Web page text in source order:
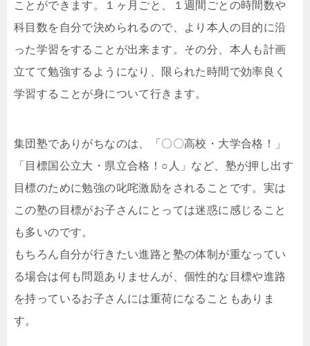
ことができます。１ヶ月ごと、１週間ごとの時間数や
科目数を自分で決められるので、より本人の目的に沿
った学習をすることが出来ます。その分、本人も計画
立てて勉強するようになり、限られた時間で効率良く
学習することが身について行きます。
集団塾でありがちなのは、「〇〇高校・大学合格！」
「目標国公立大・県立合格！○人」など、塾が押し出す
目標のために勉強の叱咤激励をされることです。実は
この塾の目標がお子さんにとっては迷惑に感じること
も多いのです。
もちろん自分が行きたい進路と塾の体制が重なってい
る場合は何も問題ありませんが、個性的な目標や進路
を持っているお子さんには重荷になることもありま
す。